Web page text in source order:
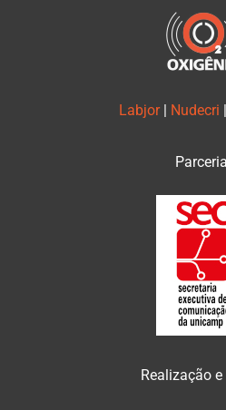
Labjor | Nudecri |
Realização